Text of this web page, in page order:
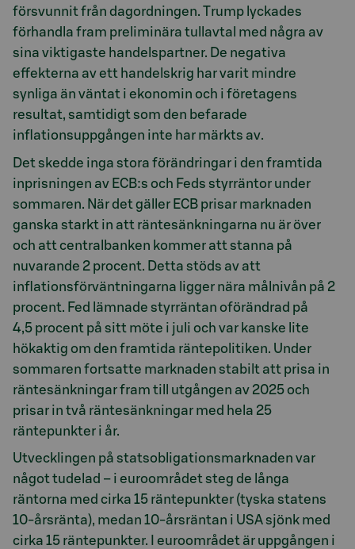
försvunnit från dagordningen. Trump lyckades
förhandla fram preliminära tullavtal med några av
sina viktigaste handelspartner. De negativa
effekterna av ett handelskrig har varit mindre
synliga än väntat i ekonomin och i företagens
resultat, samtidigt som den befarade
inflationsuppgången inte har märkts av.
Det skedde inga stora förändringar i den framtida
inprisningen av ECB:s och Feds styrräntor under
sommaren. När det gäller ECB prisar marknaden
ganska starkt in att räntesänkningarna nu är över
och att centralbanken kommer att stanna på
nuvarande 2 procent. Detta stöds av att
inflationsförväntningarna ligger nära målnivån på 2
procent. Fed lämnade styrräntan oförändrad på
4,5 procent på sitt möte i juli och var kanske lite
hökaktig om den framtida räntepolitiken. Under
sommaren fortsatte marknaden stabilt att prisa in
räntesänkningar fram till utgången av 2025 och
prisar in två räntesänkningar med hela 25
räntepunkter i år.
Utvecklingen på statsobligationsmarknaden var
något tudelad – i euroområdet steg de långa
räntorna med cirka 15 räntepunkter (tyska statens
10-årsränta), medan 10-årsräntan i USA sjönk med
cirka 15 räntepunkter. I euroområdet är uppgången i